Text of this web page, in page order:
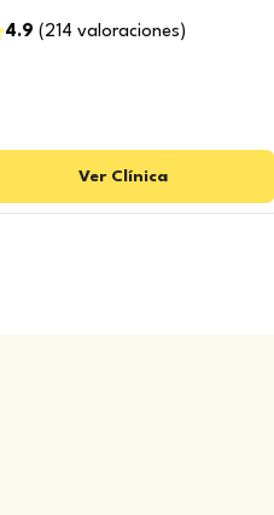
4.9 ( 214 valoraciones )
Ver Clínica